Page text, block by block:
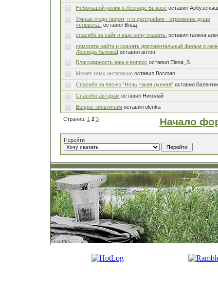
Небольшой ролик о Леониде Быкове оставил Арбузёныш
Умные люди гворят, что фотграфия - отрожение души
человека..
оставил Влад
спасибо за сайт и еще хочу сказать. оставил галина
помогите найти и скачать документальный фильм о
Леонида Быкова! оставил антон
Благодарность вам и вопрос оставил Elena_S
Может кому интересно оставил Bocman
Спасибо за песню "Ночь такая лунная" оставил
Спасибо авторам оставил Николай
Вопрос киевлянам оставил olenka
Страниц: 1 2 3 Начало
Перейти